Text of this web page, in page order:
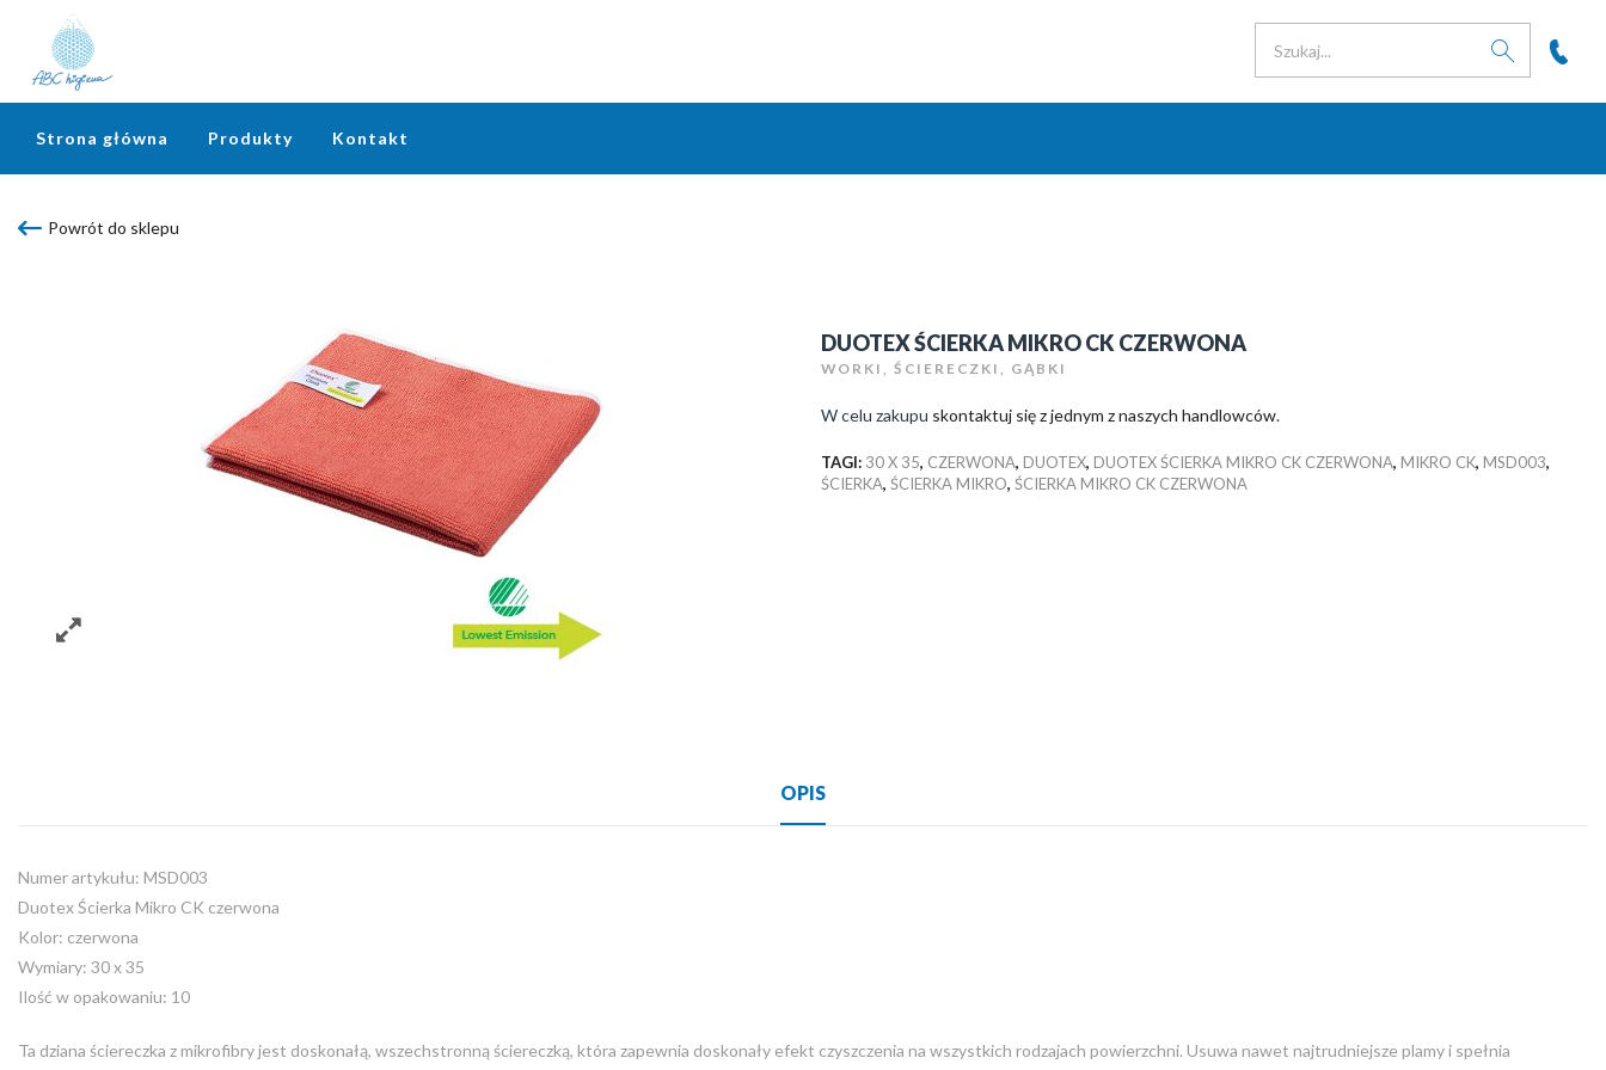
Strona główna Produkty Kontakt
Powrót do sklepu
DUOTEX ŚCIERKA MIKRO CK CZERWONA
WORKI, ŚCIERECZKI, GĄBKI
W celu zakupu skontaktuj się z jednym z naszych handlowców.
TAGI: 30 X 35, CZERWONA, DUOTEX, DUOTEX ŚCIERKA MIKRO CK CZERWONA, MIKRO CK, MSD003,
ŚCIERKA, ŚCIERKA MIKRO, ŚCIERKA MIKRO CK CZERWONA
OPIS
Numer artykułu: MSD003
Duotex Ścierka Mikro CK czerwona
Kolor: czerwona
Wymiary: 30 x 35
Ilość w opakowaniu: 10
Ta dziana ściereczka z mikrofibry jest doskonałą, wszechstronną ściereczką, która zapewnia doskonały efekt czyszczenia na wszystkich rodzajach powierzchni. Usuwa nawet najtrudniejsze plamy i spełnia